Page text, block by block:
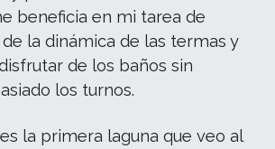
beneficia en mi tarea de
la dinámica de las termas y
de los baños sin
los turnos.
la primera laguna que veo al